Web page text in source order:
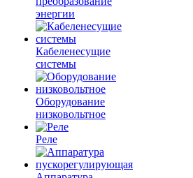
энергии
Кабеленесущие
системы
Оборудование
низковольтное
Реле